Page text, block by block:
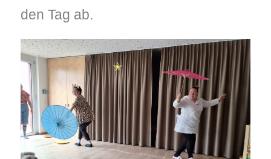
den Tag ab.
✭